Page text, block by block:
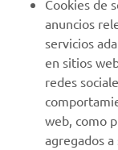
MÁS YAMAHA
AYUDA
BOLETÍN DE
anuncios
servicios
en sitios
redes
web, como
agregados